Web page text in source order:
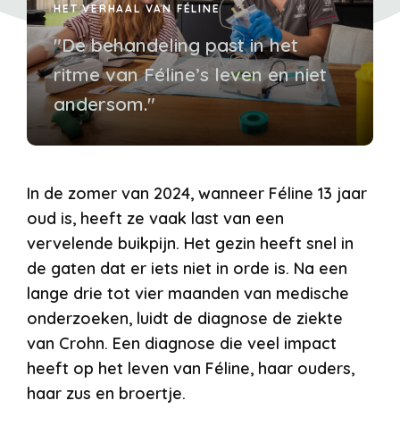
HET VERHAAL VAN FÉLINE
"De behandeling past in het
ritme van Féline’s leven en niet
andersom."
In de zomer van 2024, wanneer Féline 13 jaar
oud is, heeft ze vaak last van een
vervelende buikpijn. Het gezin heeft snel in
de gaten dat er iets niet in orde is. Na een
lange drie tot vier maanden van medische
onderzoeken, luidt de diagnose de ziekte
van Crohn. Een diagnose die veel impact
heeft op het leven van Féline, haar ouders,
haar zus en broertje.